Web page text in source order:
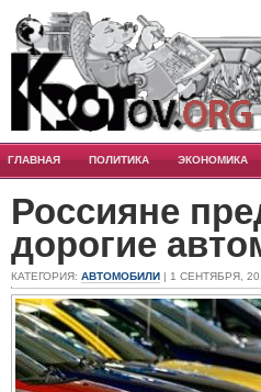
ГЛАВНАЯ ПОЛИТИКА ЭКОНОМИКА
Россияне
дорогие
КАТЕГОРИЯ: АВТОМОБИЛИ | 1 СЕНТЯБРЯ,